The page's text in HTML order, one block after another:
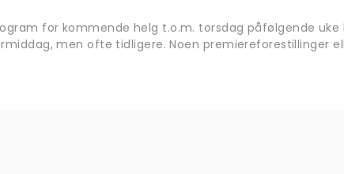
for kommende helg t.o.m. torsdag påfølgende
men ofte tidligere. Noen premiereforestillinger